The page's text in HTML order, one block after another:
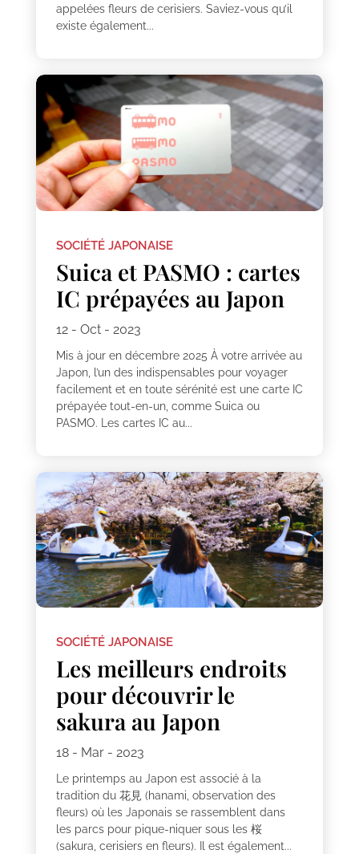
appelées fleurs de cerisiers. Saviez-vous qu’il
existe également...
SOCIÉTÉ JAPONAISE
Suica et PASMO : cartes
IC prépayées au Japon
12 - Oct - 2023
Mis à jour en décembre 2025 À votre arrivée au
Japon, l’un des indispensables pour voyager
facilement et en toute sérénité est une carte IC
prépayée tout-en-un, comme Suica ou
PASMO. Les cartes IC au...
SOCIÉTÉ JAPONAISE
Les meilleurs endroits
pour découvrir le
sakura au Japon
18 - Mar - 2023
Le printemps au Japon est associé à la
tradition du 花見 (hanami, observation des
fleurs) où les Japonais se rassemblent dans
les parcs pour pique-niquer sous les 桜
(sakura, cerisiers en fleurs). Il est également...